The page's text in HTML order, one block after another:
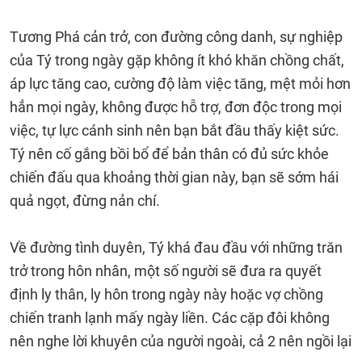
Tương Phá cản trở, con đường công danh, sự nghiệp
của Tý trong ngày gặp không ít khó khăn chồng chất,
áp lực tăng cao, cường độ làm việc tăng, mệt mỏi hơn
hẳn mọi ngày, không được hỗ trợ, đơn độc trong mọi
việc, tự lực cánh sinh nên bạn bắt đầu thấy kiệt sức.
Tý nên cố gắng bồi bổ để bản thân có đủ sức khỏe
chiến đấu qua khoảng thời gian này, bạn sẽ sớm hái
quả ngọt, đừng nản chí.
Về đường tình duyên, Tý khá đau đầu với những trăn
trở trong hôn nhân, một số người sẽ đưa ra quyết
định ly thân, ly hôn trong ngày này hoặc vợ chồng
chiến tranh lạnh mấy ngày liền. Các cặp đôi không
nên nghe lời khuyên của người ngoài, cả 2 nên ngồi lại